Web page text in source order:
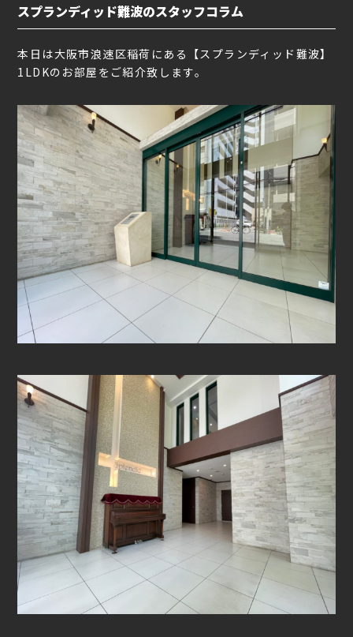
スプランディッド難波のスタッフコラム
本日は大阪市浪速区稲荷にある【スプランディッド難波】
1LDKのお部屋をご紹介致します。